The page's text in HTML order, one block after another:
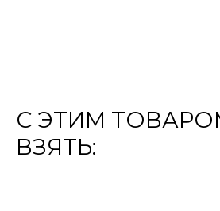
С ЭТИМ
ВЗЯТЬ: